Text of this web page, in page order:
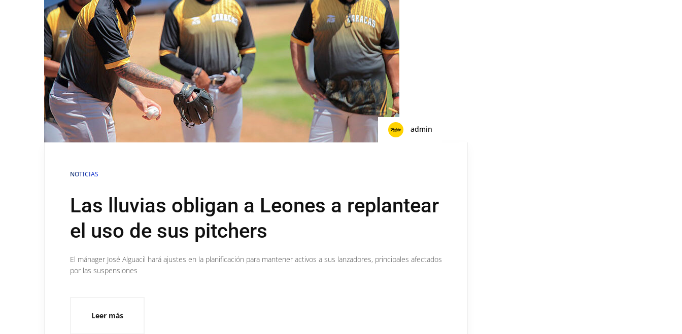
admin
NOTICIAS
Las lluvias obligan a Leones a replantear
el uso de sus pitchers
El mánager José Alguacil hará ajustes en la planificación para mantener activos a sus lanzadores, principales afectados
por las suspensiones
Leer más